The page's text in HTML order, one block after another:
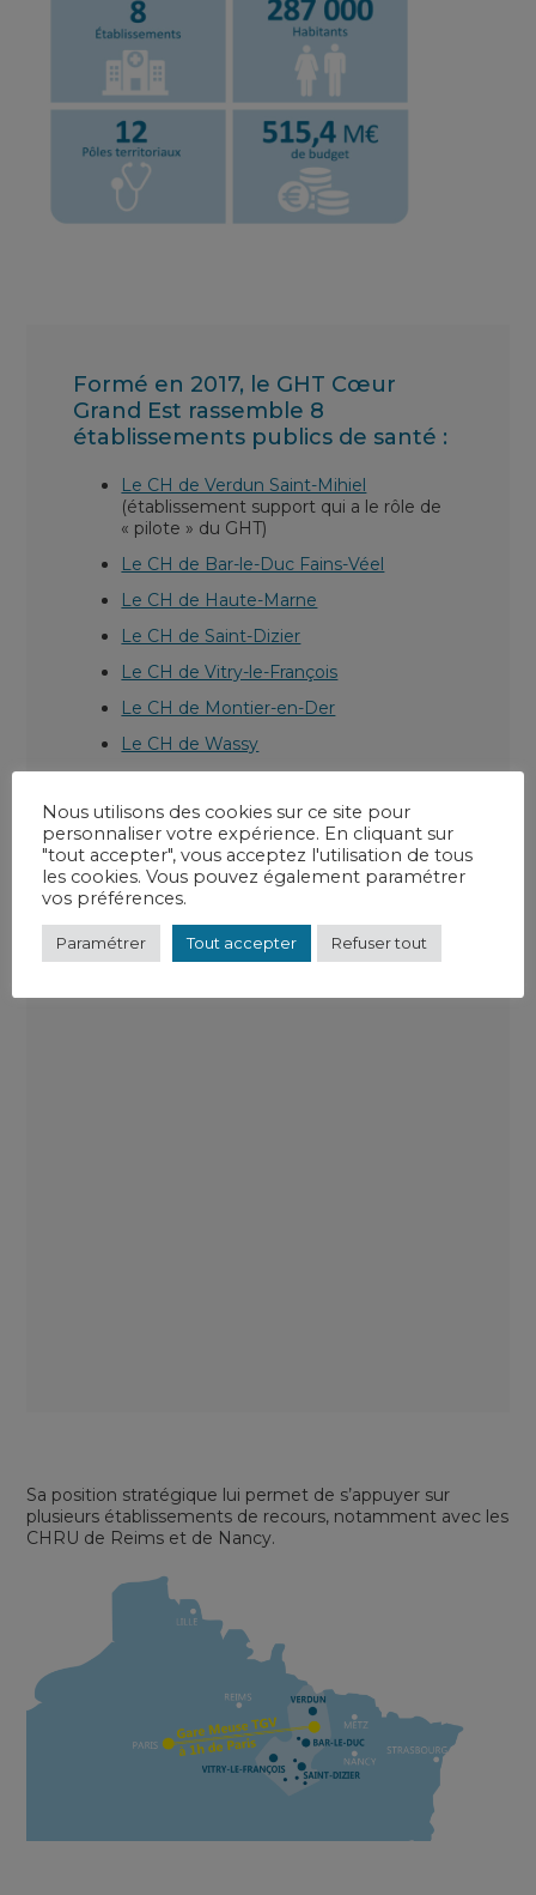
Formé en 2017, le GHT Cœur
Grand Est rassemble 8
établissements publics de santé :
Le CH de Verdun Saint-Mihiel
(établissement support qui a le rôle de
« pilote » du GHT)
Le CH de Bar-le-Duc Fains-Véel
Le CH de Haute-Marne
Le CH de Saint-Dizier
Le CH de Vitry-le-François
Le CH de Montier-en-Der
Le CH de Wassy
Ce sont 6 000 professionnels qui sont au
service de près de 300 000 habitants sur
l’ensemble des territoires de la Marne, Haute-
Marne et de la Meuse. Il est composé de 12
pôles territoriaux.
Rapport d’activité 2024
Sa position stratégique lui permet de s’appuyer sur
plusieurs établissements de recours, notamment avec les
CHRU de Reims et de Nancy.
Nous utilisons des cookies sur ce site pour
personnaliser votre expérience. En cliquant sur
"tout accepter", vous acceptez l'utilisation de tous
les cookies. Vous pouvez également paramétrer
vos préférences.
Paramétrer Tout accepter Refuser tout